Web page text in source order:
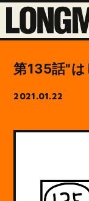
第135話"は
2021.01.22